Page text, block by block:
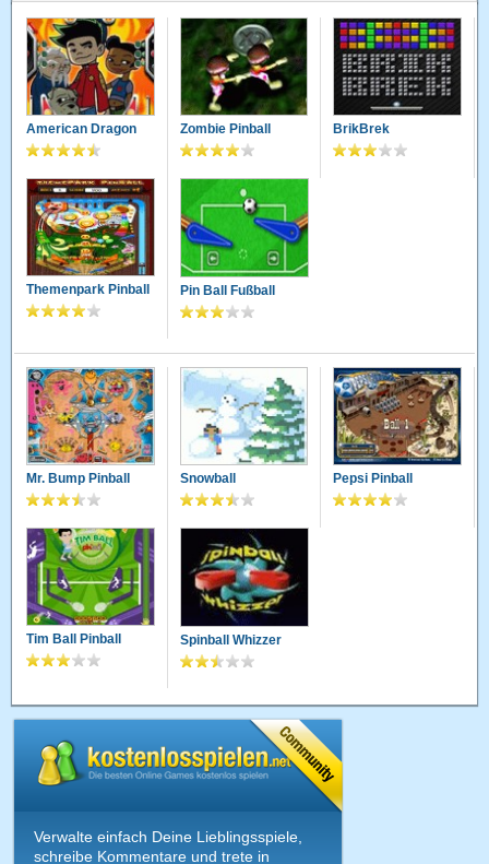
American Dragon Zombie Pinball BrikBrek
Themenpark Pinball Pin Ball Fußball
Mr. Bump Pinball Snowball Pepsi Pinball
Tim Ball Pinball Spinball Whizzer
Verwalte einfach Deine Lieblingsspiele,
schreibe Kommentare und trete in